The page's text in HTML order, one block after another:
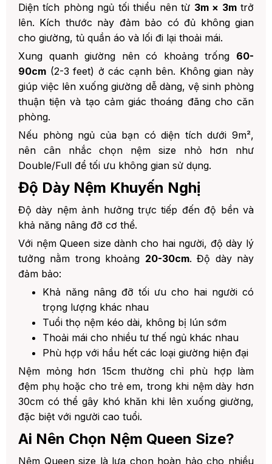
Diện tích phòng ngủ tối thiểu nên từ 3m × 3mtrở
lên. Kích thước này đảm bảo có đủ không gian
cho giường, tủ quần áo và lối đi lại thoải mái.
Xung quanh giường nên có khoảng trống 60-
90cm (2-3 feet) ở các cạnh bên. Không gian này
giúp việc lên xuống giường dễ dàng, vệ sinh phòng
thuận tiện và tạo cảm giác thoáng đãng cho căn
phòng.
Nếu phòng ngủ của bạn có diện tích dưới 9m²,
nên cân nhắc chọn nệm size nhỏ hơn như
Double/Full để tối ưu không gian sử dụng.
Độ Dày Nệm Khuyến Nghị
Độ dày nệm ảnh hưởng trực tiếp đến độ bền và
khả năng nâng đỡ cơ thể.
Với nệm Queen size dành cho hai người, độ dày lý
tưởng nằm trong khoảng 20-30cm. Độ dày này
đảm bảo:
Khả năng nâng đỡ tối ưu cho hai người có
trọng lượng khác nhau
Tuổi thọ nệm kéo dài, không bị lún sớm
Thoải mái cho nhiều tư thế ngủ khác nhau
Phù hợp với hầu hết các loại giường hiện đại
Nệm mỏng hơn 15cm thường chỉ phù hợp làm
đệm phụ hoặc cho trẻ em, trong khi nệm dày hơn
30cm có thể gây khó khăn khi lên xuống giường,
đặc biệt với người cao tuổi.
Ai Nên Chọn Nệm Queen Size?
Nệm Queen size là lựa chọn hoàn hảo cho nhiều